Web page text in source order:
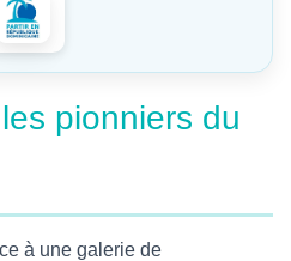
pionniers du
à une galerie de